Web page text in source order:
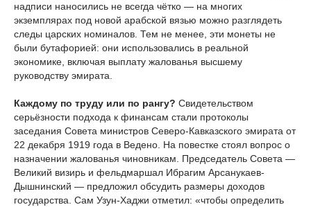
надписи наносились не всегда чётко — на многих
экземплярах под новой арабской вязью можно разглядеть
следы царских номиналов. Тем не менее, эти монеты не
были бутафорией: они использовались в реальной
экономике, включая выплату жалованья высшему
руководству эмирата.
Каждому по труду или по рангу? Свидетельством
серьёзности подхода к финансам стали протоколы
заседания Совета министров Северо-Кавказского эмирата от
22 декабря 1919 года в Ведено. На повестке стоял вопрос о
назначении жалованья чиновникам. Председатель Совета —
Великий визирь и фельдмаршал Ибрагим Арсанукаев-
Дышнинский — предложил обсудить размеры доходов
государства. Сам Узун-Хаджи отметил: «чтобы определить